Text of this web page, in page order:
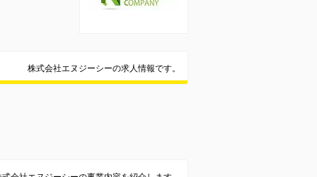
株式会社エヌジーシーの求人情報です。